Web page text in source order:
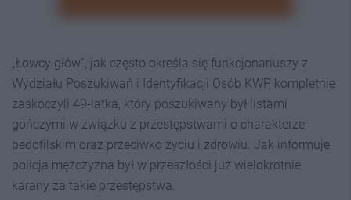
„Łowcy głów”, jak często określa się funkcjonariuszy z
Wydziału Poszukiwań i Identyfikacji Osób KWP, kompletnie
zaskoczyli 49-latka, który poszukiwany był listami
gończymi w związku z przestępstwami o charakterze
pedofilskim oraz przeciwko życiu i zdrowiu. Jak informuje
policja mężczyzna był w przeszłości już wielokrotnie
karany za takie przestępstwa.